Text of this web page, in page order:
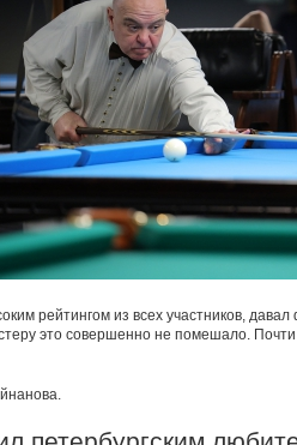
рейтингом из всех участников,
это совершенно не помешало.